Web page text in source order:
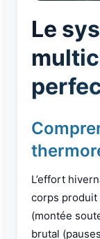
Le
L’effort
corps produit
(montée
brutal